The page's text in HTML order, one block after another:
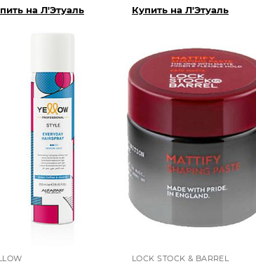
на Л'Этуаль
Купить на Л'Этуаль
LOCK STOCK & BARREL